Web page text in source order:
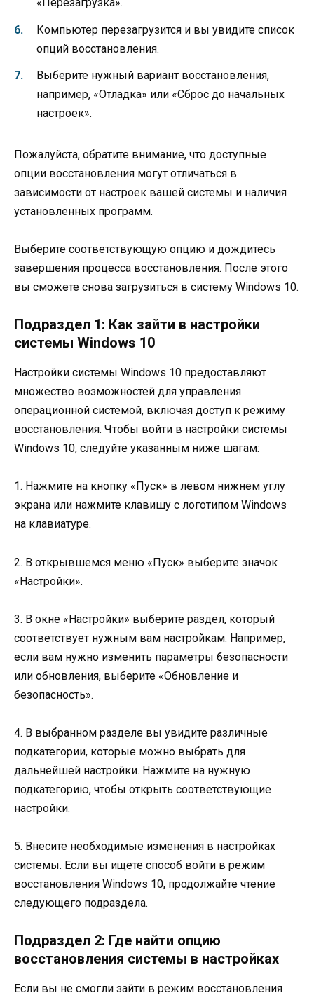
«Перезагрузка».
Компьютер перезагрузится и вы увидите список
опций восстановления.
Выберите нужный вариант восстановления,
например, «Отладка» или «Сброс до начальных
настроек».
Пожалуйста, обратите внимание, что доступные
опции восстановления могут отличаться в
зависимости от настроек вашей системы и наличия
установленных программ.
Выберите соответствующую опцию и дождитесь
завершения процесса восстановления. После этого
вы сможете снова загрузиться в систему Windows 10.
Подраздел 1: Как зайти в настройки
системы Windows 10
Настройки системы Windows 10 предоставляют
множество возможностей для управления
операционной системой, включая доступ к режиму
восстановления. Чтобы войти в настройки системы
Windows 10, следуйте указанным ниже шагам:
1. Нажмите на кнопку «Пуск» в левом нижнем углу
экрана или нажмите клавишу с логотипом Windows
на клавиатуре.
2. В открывшемся меню «Пуск» выберите значок
«Настройки».
3. В окне «Настройки» выберите раздел, который
соответствует нужным вам настройкам. Например,
если вам нужно изменить параметры безопасности
или обновления, выберите «Обновление и
безопасность».
4. В выбранном разделе вы увидите различные
подкатегории, которые можно выбрать для
дальнейшей настройки. Нажмите на нужную
подкатегорию, чтобы открыть соответствующие
настройки.
5. Внесите необходимые изменения в настройках
системы. Если вы ищете способ войти в режим
восстановления Windows 10, продолжайте чтение
следующего подраздела.
Подраздел 2: Где найти опцию
восстановления системы в настройках
Если вы не смогли зайти в режим восстановления